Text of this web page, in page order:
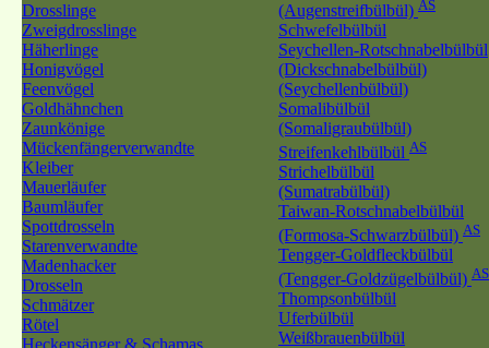
Drosslinge
Zweigdrosslinge
Häherlinge
Honigvögel
Feenvögel
Goldhähnchen
Zaunkönige
Mückenfängerverwandte
Kleiber
Mauerläufer
Baumläufer
Spottdrosseln
Starenverwandte
Madenhacker
Drosseln
Schmätzer
Rötel
Heckensänger & Schamas
(Augenstreifbülbül) AS
Schwefelbülbül
Seychellen-Rotschnabelbülbül
(Dickschnabelbülbül)
(Seychellenbülbül)
Somalibülbül
(Somaligraubülbül)
Streifenkehlbülbül AS
Strichelbülbül
(Sumatrabülbül)
Taiwan-Rotschnabelbülbül
(Formosa-Schwarzbülbül) AS
Tengger-Goldfleckbülbül
(Tengger-Goldzügelbülbül) AS
Thompsonbülbül
Uferbülbül
Weißbrauenbülbül